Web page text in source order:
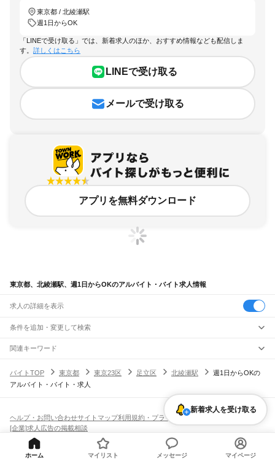
東京都 / 北綾瀬駅
週1日からOK
「LINEで受け取る」では、新着求人のほか、おすすめ情報なども配信しま
す。 詳しくはこちら
LINEで受け取る
メールで受け取る
アプリを無料ダウンロード
東京都、北綾瀬駅、週1日からOKのアルバイト・バイト求人情報
求人の詳細を表示
条件を追加・変更して検索
市区町村を追加・変更
東京都すべて
東京23区すべて
墨田区江東区品川区目黒区大田区
荒川区 板橋区練馬区 足立区葛飾区
江戸川区
八王子市立川市武蔵野市
小平市
国分寺市 狛江市
東久留米市
武蔵村山市 多摩市 あきる野市 大島町 利島村
駅を追加・変更
JR山手線
大崎駅五反田駅目黒駅恵比寿駅
高田馬場駅
大塚駅 田端駅西日暮里駅 日暮里駅鶯谷駅
上野駅御徒町駅 神田駅 新橋駅
高輪ゲートウェイ駅
品川駅
職種を追加・変更
飲食・フードサービスすべて
ホールスタッフキッチンスタッフ 精肉・鮮魚加工給食調理
パン屋（ベーカリー）
フードカウンター販売員
バー（BAR）・バーテンダー
飲食店補助（開店・閉店準備）
飲食店（店長・マネージャー）
営業・販売
人気
日払いOK
学生歓迎 髪型・髪色自由
ネイルOK
ピアスOK
オープニングスタッフ
留学生・外国人活躍中
勤務期間
雇用形態を追加・変更
アルバイト・パート
正社員
都道府県を変更
関連キーワード
バイトTOP
東京都 東京23区 足立区 北綾瀬駅
週1日からOKの
アルバイト・バイト・求人
新着求人を受け取る
ヘルプ・お問い合わせサイトマップ利用規約・プライバシーポリシー
[企業]求人広告の掲載相談
ホーム マイリスト メッセージ マイページ